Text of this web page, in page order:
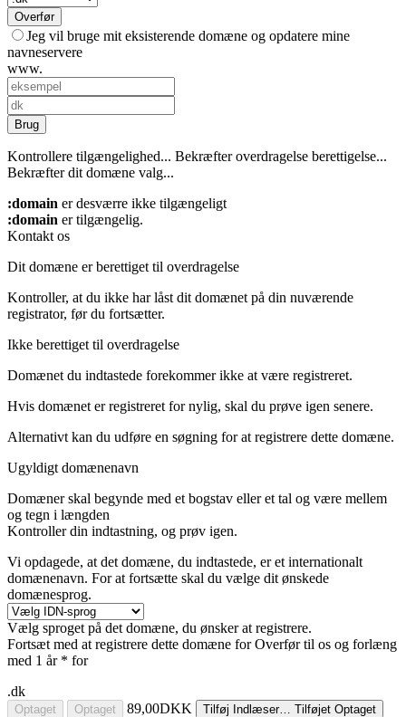
Overfør
Jeg vil bruge mit eksisterende domæne og opdatere mine
navneservere
www.
Brug
Kontrollere tilgængelighed... Bekræfter overdragelse berettigelse...
Bekræfter dit domæne valg...
:domain er desværre ikke tilgængeligt
:domain er tilgængelig.
Kontakt os
Dit domæne er berettiget til overdragelse
Kontroller, at du ikke har låst dit domænet på din nuværende
registrator, før du fortsætter.
Ikke berettiget til overdragelse
Domænet du indtastede forekommer ikke at være registreret.
Hvis domænet er registreret for nylig, skal du prøve igen senere.
Alternativt kan du udføre en søgning for at registrere dette domæne.
Ugyldigt domænenavn
Domæner skal begynde med et bogstav eller et tal og være mellem
og tegn i længden
Kontroller din indtastning, og prøv igen.
Vi opdagede, at det domæne, du indtastede, er et internationalt
domænenavn. For at fortsætte skal du vælge dit ønskede
domænesprog.
Vælg sproget på det domæne, du ønsker at registrere.
Fortsæt med at registrere dette domæne for Overfør til os og forlæng
med 1 år * for
.dk
Optaget Optaget 89,00DKK Tilføj Indlæser… Tilføjet Optaget